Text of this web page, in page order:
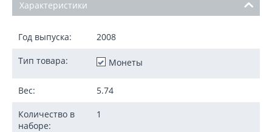
Характеристики
Год выпуска: 2008
Тип товара: Монеты
Вес: 5.74
Количество в
наборе:
1